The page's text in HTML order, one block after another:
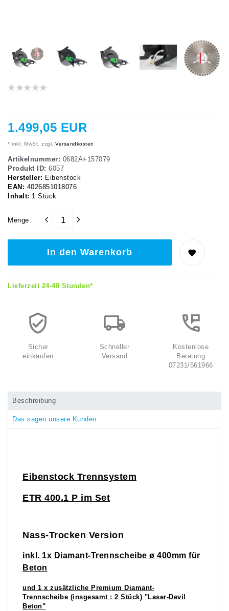
1.499,05 EUR
* inkl. MwSt. zzgl. Versandkosten
Artikelnummer: 0682A+157079
Produkt ID: 6057
Hersteller: Eibenstock
EAN: 4026851018076
Inhalt: 1 Stück
Menge:
In den Warenkorb
Lieferzeit 24-48 Stunden*
Sicher
einkaufen
Schneller
Versand
Kostenlose
Beratung
07231/561966
Beschreibung
Das sagen unsere Kunden
Eibenstock Trennsystem
ETR 400.1 P im Set
Nass-Trocken Version
inkl. 1x Diamant-Trennscheibe ø 400mm für
Beton
und 1 x zusätzliche Premium Diamant-
Trennscheibe (insgesamt : 2 Stück) "Laser-Devil
Beton"